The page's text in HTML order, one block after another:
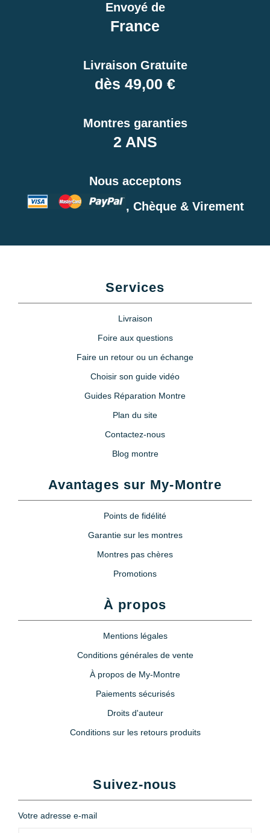
Envoyé de
France
Livraison Gratuite
dès 49,00 €
Montres garanties
2 ANS
Nous acceptons
, Chèque & Virement
Services
Livraison
Foire aux questions
Faire un retour ou un échange
Choisir son guide vidéo
Guides Réparation Montre
Plan du site
Contactez-nous
Blog montre
Avantages sur My-Montre
Points de fidélité
Garantie sur les montres
Montres pas chères
Promotions
À propos
Mentions légales
Conditions générales de vente
À propos de My-Montre
Paiements sécurisés
Droits d'auteur
Conditions sur les retours produits
Suivez-nous
Votre adresse e-mail